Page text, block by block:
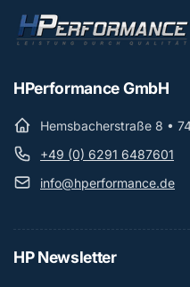
HPerformance GmbH
Hemsbacherstraße 8 •
+49 (0) 6291 6487601
info@hperformance.de
HP Newsletter